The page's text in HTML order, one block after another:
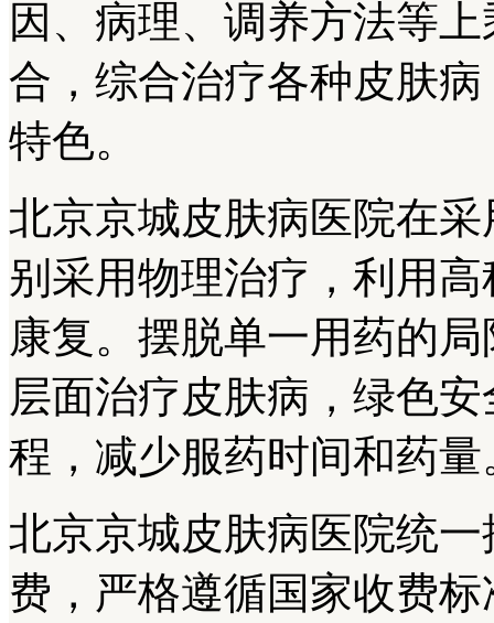
因、病理、调养方法等
合，综合治疗各种皮肤
特色。
北京京城皮肤病医院在
别采用物理治疗，利用
康复。摆脱单一用药的
层面治疗皮肤病，绿色
程，减少服药时间和药量
北京京城皮肤病医院统
费，严格遵循国家收费